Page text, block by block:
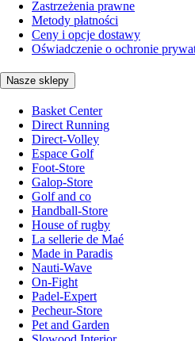
Zastrzeżenia prawne
Metody płatności
Ceny i opcje dostawy
Oświadczenie o ochronie
Nasze sklepy
Basket Center
Direct Running
Direct-Volley
Espace Golf
Foot-Store
Galop-Store
Golf and co
Handball-Store
House of rugby
La sellerie de Maé
Made in Paradis
Nauti-Wave
On-Fight
Padel-Expert
Pecheur-Store
Pet and Garden